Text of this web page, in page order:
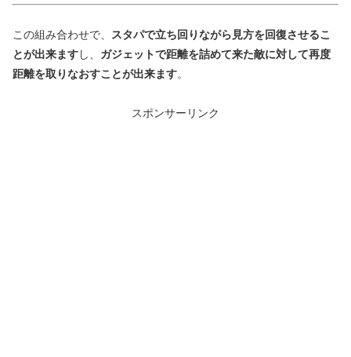
この組み合わせで、
スタパで立ち回りながら見方を回復させるこ
とが出来ますし、 ガジェットで距離を詰めて来た敵に対して再度
距離を取りなおすことが出来ます。
スポンサーリンク